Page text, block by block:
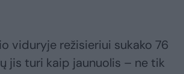
viduryje režisieriui sukako 76
jis turi kaip jaunuolis – ne tik